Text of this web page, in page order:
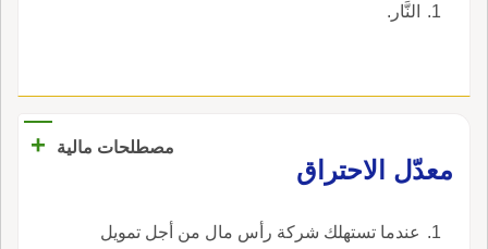
النَّار.
مصطلحات مالية
+
معدّل الاحتراق
عندما تستهلك شركة رأس مال من أجل تمويل